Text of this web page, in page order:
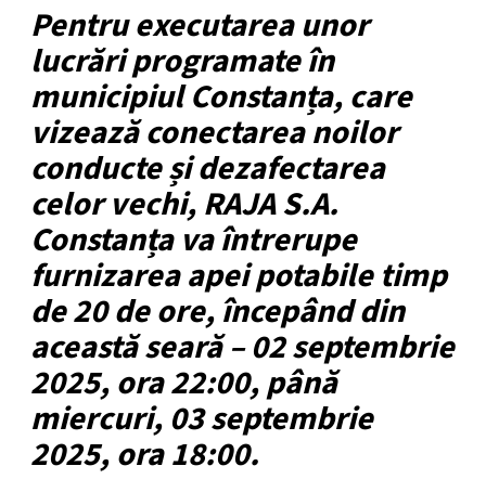
Pentru executarea unor
lucrări programate în
municipiul Constanța, care
vizează conectarea noilor
conducte și dezafectarea
celor vechi, RAJA S.A.
Constanța va întrerupe
furnizarea apei potabile timp
de 20 de ore, începând din
această seară – 02 septembrie
2025, ora 22:00, până
miercuri, 03 septembrie
2025, ora 18:00.